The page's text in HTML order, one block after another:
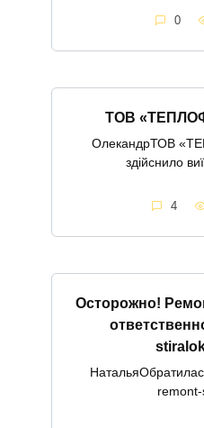
0
ТОВ
ОлекандрТОВ
здійснило
4
Осторожно!
remont-